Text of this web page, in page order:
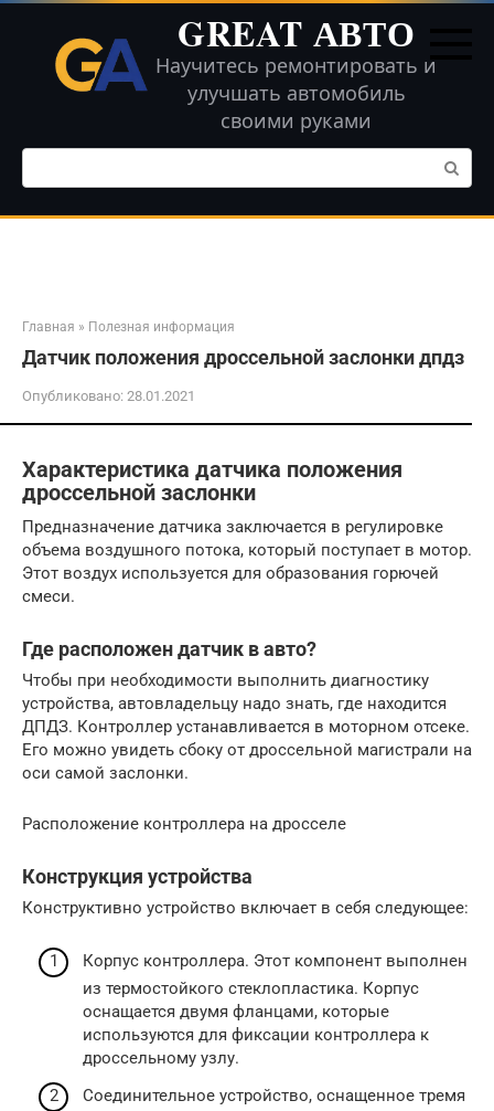
Перейти
контенту
GREAT АВТО
Научитесь ремонтировать и
улучшать автомобиль
своими руками
Поиск:
Главная » Полезная информация
Датчик положения дроссельной заслонки дпдз
Опубликовано: 28.01.2021
Характеристика датчика положения
дроссельной заслонки
Предназначение датчика заключается в регулировке
объема воздушного потока, который поступает в мотор.
Этот воздух используется для образования горючей
смеси.
Где расположен датчик в авто?
Чтобы при необходимости выполнить диагностику
устройства, автовладельцу надо знать, где находится
ДПДЗ. Контроллер устанавливается в моторном отсеке.
Его можно увидеть сбоку от дроссельной магистрали на
оси самой заслонки.
Расположение контроллера на дросселе
Конструкция устройства
Конструктивно устройство включает в себя следующее:
Корпус контроллера. Этот компонент выполнен
из термостойкого стеклопластика. Корпус
оснащается двумя фланцами, которые
используются для фиксации контроллера к
дроссельному узлу.
Соединительное устройство, оснащенное тремя